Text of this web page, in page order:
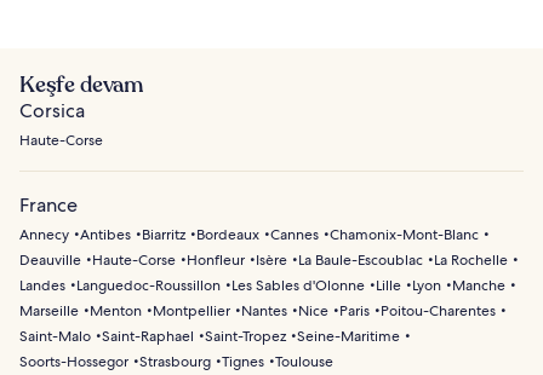
Keşfe devam
Corsica
Haute-Corse
France
Annecy Antibes Biarritz Bordeaux Cannes Chamonix-Mont-Blanc
Deauville
Haute-Corse Honfleur Isère La Baule-Escoublac
La Rochelle
Landes
Languedoc-Roussillon Les Sables d'Olonne Lille Lyon
Manche
Marseille
Menton Montpellier Nantes Nice Paris
Poitou-Charentes
Saint-Malo Saint-Raphael Saint-Tropez Seine-Maritime
Soorts-Hossegor Strasbourg Tignes Toulouse